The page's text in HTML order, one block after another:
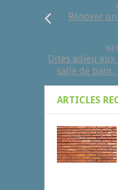
Rénover
Dites adieu
salle de bain
ARTICLES